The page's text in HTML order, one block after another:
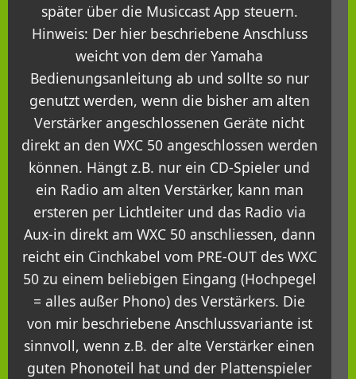
später über die Musiccast App steuern.
Hinweis: Der hier beschriebene Anschluss
weicht von dem der Yamaha
Bedienungsanleitung ab und sollte so nur
genutzt werden, wenn die bisher am alten
Verstärker angeschlossenen Geräte nicht
direkt an den WXC 50 angeschlossen werden
können. Hängt z.B. nur ein CD-Spieler und
ein Radio am alten Verstärker, kann man
ersteren per Lichtleiter und das Radio via
Aux-in direkt am WXC 50 anschliessen, dann
reicht ein Cinchkabel vom PRE-OUT des WXC
50 zu einem beliebigen Eingang (Hochpegel
= alles außer Phono) des Verstärkers. Die
von mir beschriebene Anschlussvariante ist
sinnvoll, wenn z.B. der alte Verstärker einen
guten Phonoteil hat und der Plattenspieler